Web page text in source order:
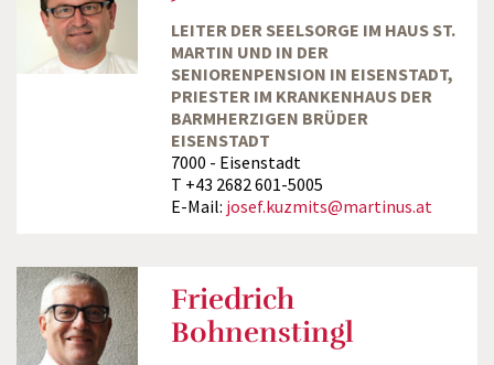
LEITER DER SEELSORGE IM HAUS ST.
MARTIN UND IN DER
SENIORENPENSION IN EISENSTADT,
PRIESTER IM KRANKENHAUS DER
BARMHERZIGEN BRÜDER
EISENSTADT
7000 - Eisenstadt
T +43 2682 601-5005
E-Mail: josef.kuzmits@martinus.at
Friedrich
Bohnenstingl